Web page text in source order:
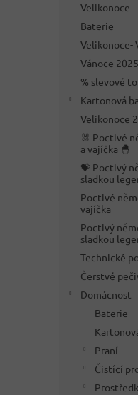
Velikonoce
Baterie
Velikonoce-
Vánoce 2025
% slevové
Kartonová
Velikonoce
🐰 Poctivé
a vajíčka 🐣
💝 Poctivý
sladkou
Poctivé
vajíčka
Poctivý
sladkou
Technické
Čerstvé
Domácnost
Baterie
Praní
Čistící